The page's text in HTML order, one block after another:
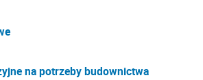
na potrzeby budownictwa